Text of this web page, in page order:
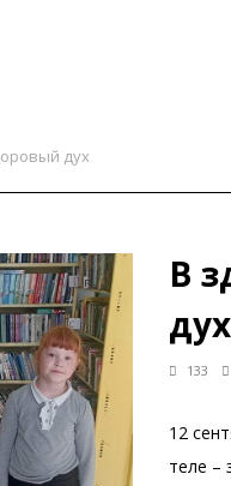
дух
В
дух
133
12
теле –